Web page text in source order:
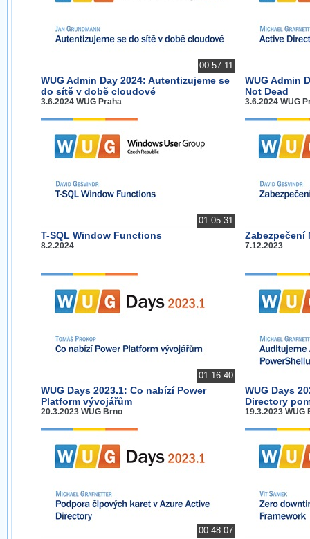
00:57:11
WUG Admin Day 2024: Autentizujeme se
do sítě v době cloudové
3.6.2024 WUG Praha
WUG Admin
Not Dead
3.6.2024 WUG
01:05:31
T-SQL Window Functions
8.2.2024
Zabezpečení
7.12.2023
01:16:40
WUG Days 2023.1: Co nabízí Power
Platform vývojářům
20.3.2023 WUG Brno
WUG Days
Directory
19.3.2023 WUG
00:48:07